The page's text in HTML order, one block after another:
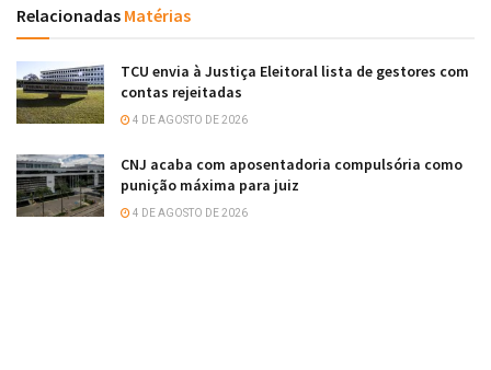
Relacionadas Matérias
TCU envia à Justiça Eleitoral lista de gestores com
contas rejeitadas
4 DE AGOSTO DE 2026
CNJ acaba com aposentadoria compulsória como
punição máxima para juiz
4 DE AGOSTO DE 2026